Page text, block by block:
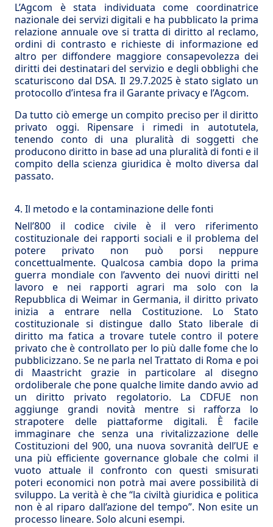
L’Agcom è stata individuata come coordinatrice
nazionale dei servizi digitali e ha pubblicato la prima
relazione annuale ove si tratta di diritto al reclamo,
ordini di contrasto e richieste di informazione ed
altro per diffondere maggiore consapevolezza dei
diritti dei destinatari del servizio e degli obblighi che
scaturiscono dal DSA. Il 29.7.2025 è stato siglato un
protocollo d’intesa fra il Garante privacy e l’Agcom.
Da tutto ciò emerge un compito preciso per il diritto
privato oggi. Ripensare i rimedi in autotutela,
tenendo conto di una pluralità di soggetti che
producono diritto in base ad una pluralità di fonti e il
compito della scienza giuridica è molto diversa dal
passato.
4. Il metodo e la contaminazione delle fonti
Nell’800 il codice civile è il vero riferimento
costituzionale dei rapporti sociali e il problema del
potere privato non può porsi neppure
concettualmente. Qualcosa cambia dopo la prima
guerra mondiale con l’avvento dei nuovi diritti nel
lavoro e nei rapporti agrari ma solo con la
Repubblica di Weimar in Germania, il diritto privato
inizia a entrare nella Costituzione. Lo Stato
costituzionale si distingue dallo Stato liberale di
diritto ma fatica a trovare tutele contro il potere
privato che è controllato per lo più dalle fome che lo
pubblicizzano. Se ne parla nel Trattato di Roma e poi
di Maastricht grazie in particolare al disegno
ordoliberale che pone qualche limite dando avvio ad
un diritto privato regolatorio. La CDFUE non
aggiunge grandi novità mentre si rafforza lo
strapotere delle piattaforme digitali. È facile
immaginare che senza una rivitalizzazione delle
Costituzioni del 900, una nuova sovranità dell’UE e
una più efficiente governance globale che colmi il
vuoto attuale il confronto con questi smisurati
poteri economici non potrà mai avere possibilità di
sviluppo. La verità è che “la civiltà giuridica e politica
non è al riparo dall’azione del tempo”. Non esite un
processo lineare. Solo alcuni esempi.